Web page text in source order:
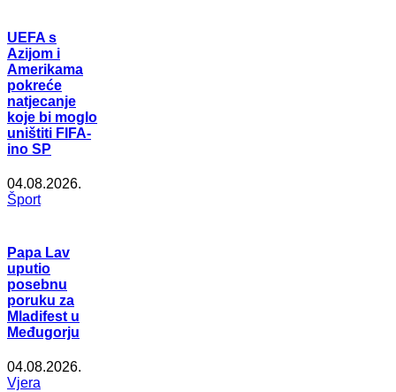
UEFA s
Azijom i
Amerikama
pokreće
natjecanje
koje bi moglo
uništiti FIFA-
ino SP
04.08.2026.
Šport
Papa Lav
uputio
posebnu
poruku za
Mladifest u
Međugorju
04.08.2026.
Vjera